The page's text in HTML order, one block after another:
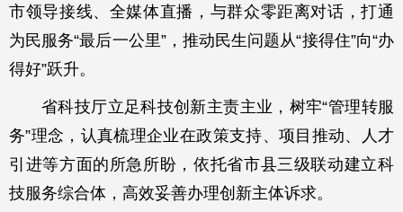
市领导接线、全媒体直播，与群众零距离对话，打通
为民服务“最后一公里”，推动民生问题从“接得住”向“办
得好”跃升。
省科技厅立足科技创新主责主业，树牢“管理转服
务”理念，认真梳理企业在政策支持、项目推动、人才
引进等方面的所急所盼，依托省市县三级联动建立科
技服务综合体，高效妥善办理创新主体诉求。